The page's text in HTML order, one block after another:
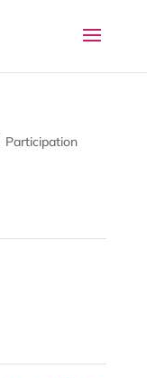
Participation